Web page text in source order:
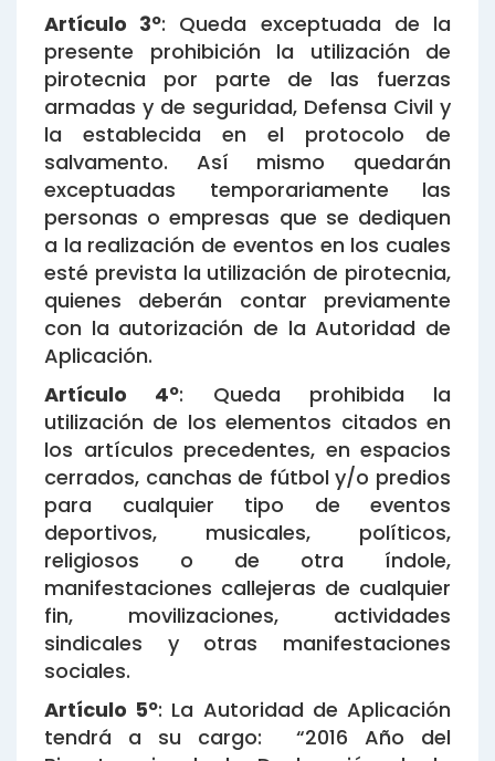
Artículo 3º: Queda exceptuada de la
presente prohibición la utilización de
pirotecnia por parte de las fuerzas
armadas y de seguridad, Defensa Civil y
la establecida en el protocolo de
salvamento. Así mismo quedarán
exceptuadas temporariamente las
personas o empresas que se dediquen
a la realización de eventos en los cuales
esté prevista la utilización de pirotecnia,
quienes deberán contar previamente
con la autorización de la Autoridad de
Aplicación.
Artículo 4º: Queda prohibida la
utilización de los elementos citados en
los artículos precedentes, en espacios
cerrados, canchas de fútbol y/o predios
para cualquier tipo de eventos
deportivos, musicales, políticos,
religiosos o de otra índole,
manifestaciones callejeras de cualquier
fin, movilizaciones, actividades
sindicales y otras manifestaciones
sociales.
Artículo 5º: La Autoridad de Aplicación
tendrá a su cargo: “2016 Año del